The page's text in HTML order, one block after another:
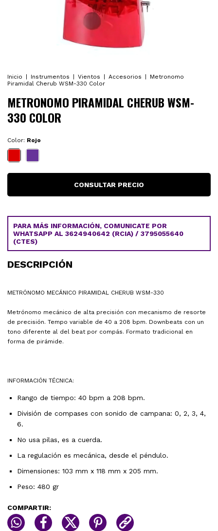
Inicio Instrumentos Vientos Accesorios
Metronomo
Piramidal Cherub WSM-330 Color
METRONOMO PIRAMIDAL CHERUB WSM-
330 COLOR
Color: Rojo
PARA MÁS INFORMACIÓN, COMUNICATE POR
WHATSAPP AL 3624940642 (RCIA) / 3795055640
(CTES)
DESCRIPCIÓN
METRÓNOMO MECÁNICO PIRAMIDAL CHERUB WSM-330
Metrónomo mecánico de alta precisión con mecanismo de resorte
de precisión. Tempo variable de 40 a 208 bpm. Downbeats con un
tono diferente al del beat por compás. Formato tradicional en
forma de pirámide.
INFORMACIÓN TÉCNICA:
Rango de tiempo: 40 bpm a 208 bpm.
División de compases con sonido de campana: 0, 2, 3, 4,
6.
No usa pilas, es a cuerda.
La regulación es mecánica, desde el péndulo.
Dimensiones: 103 mm x 118 mm x 205 mm.
Peso: 480 gr
COMPARTIR: